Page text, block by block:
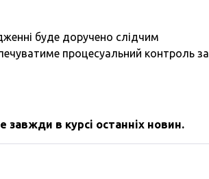
буде доручено слідчим
процесуальний контроль за
завжди в курсі останніх новин.